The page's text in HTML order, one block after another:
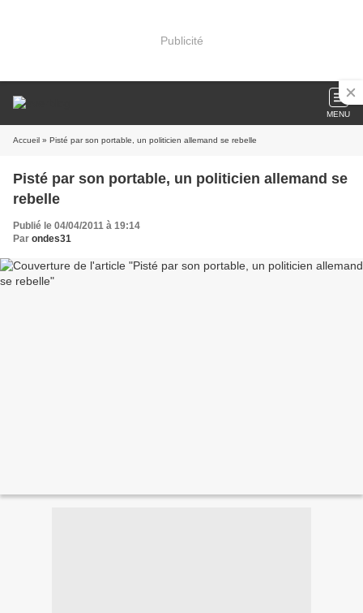
Publicité
MENU
Accueil » Pisté par son portable, un politicien allemand se rebelle
Pisté par son portable, un politicien allemand se
rebelle
Publié le 04/04/2011 à 19:14
Par ondes31